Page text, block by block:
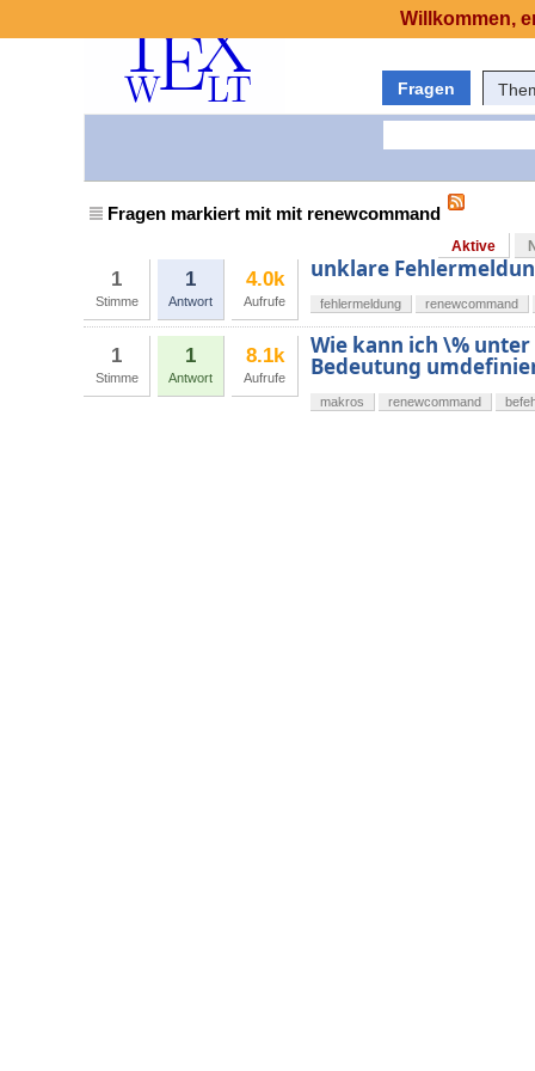
Fragen
Fragen markiert mit mit renewcommand
Aktive
1
Stimme
1
Antwort
4.0k
Aufrufe
unklare
fehlermeldung renewcommand
1
Stimme
1
Antwort
8.1k
Aufrufe
Wie kann ich \%
Bedeutung
makros renewcommand
Willkommen,